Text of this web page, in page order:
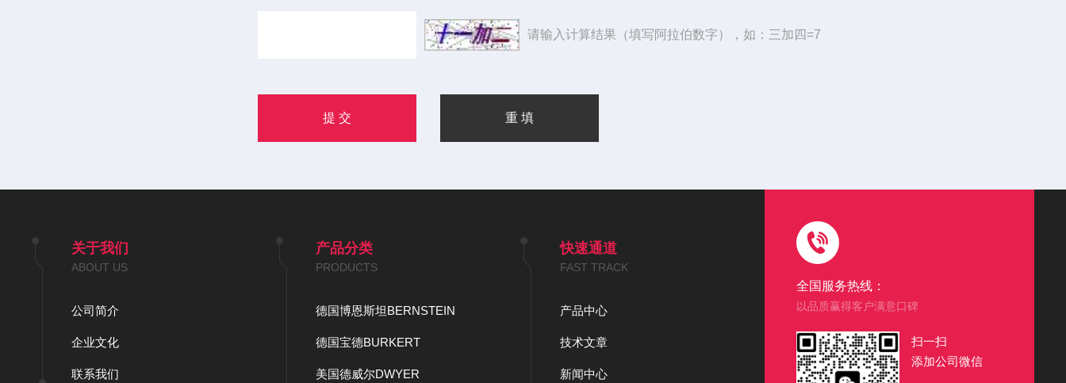
请输入计算结果（填写阿拉伯数字），如：三加四=7
全国服务热线：
以品质赢得客户满意口碑
扫一扫
添加公司微信
关于我们
ABOUT US
公司简介
企业文化
联系我们
产品分类
PRODUCTS
德国博恩斯坦BERNSTEIN
德国宝德BURKERT
美国德威尔DWYER
快速通道
FAST TRACK
产品中心
技术文章
新闻中心